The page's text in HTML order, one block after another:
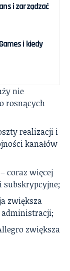
i zarządzać
i kiedy
nie
rosnących
realizacji i
kanałów
– coraz więcej
subskrypcyjne;
zwiększa
administracji;
zwiększa